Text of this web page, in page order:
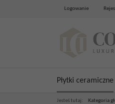
Logowanie
Płytki ceramiczne
Jesteś tutaj: Kategoria